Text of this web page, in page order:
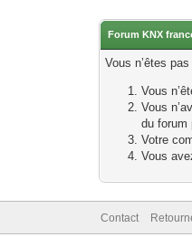
Forum KNX
Vous n’êtes
Vous
Vous
du forum
Votre
Vous
Contact